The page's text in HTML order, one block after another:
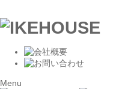
Menu